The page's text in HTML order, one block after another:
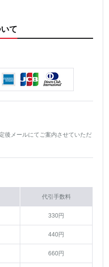
て
後メールにてご案内させていただ
代引手数料
330円
440円
660円